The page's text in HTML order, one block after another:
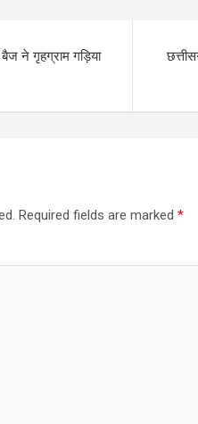
ने गृहग्राम गड़िया
Required fields are marked *